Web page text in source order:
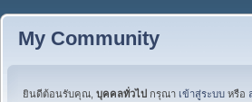
My Community
ยินดีต้อนรับคุณ, บุคคลทั่วไป กรุณา เข้าสู่ระบบ หรือ